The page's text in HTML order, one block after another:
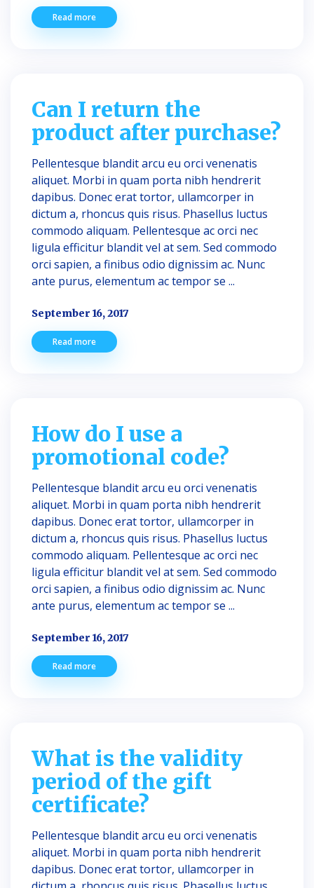
Read more
Can I return the
product after purchase?
Pellentesque blandit arcu eu orci venenatis
aliquet. Morbi in quam porta nibh hendrerit
dapibus. Donec erat tortor, ullamcorper in
dictum a, rhoncus quis risus. Phasellus luctus
commodo aliquam. Pellentesque ac orci nec
ligula efficitur blandit vel at sem. Sed commodo
orci sapien, a finibus odio dignissim ac. Nunc
ante purus, elementum ac tempor se ...
September 16, 2017
Read more
How do I use a
promotional code?
Pellentesque blandit arcu eu orci venenatis
aliquet. Morbi in quam porta nibh hendrerit
dapibus. Donec erat tortor, ullamcorper in
dictum a, rhoncus quis risus. Phasellus luctus
commodo aliquam. Pellentesque ac orci nec
ligula efficitur blandit vel at sem. Sed commodo
orci sapien, a finibus odio dignissim ac. Nunc
ante purus, elementum ac tempor se ...
September 16, 2017
Read more
What is the validity
period of the gift
certificate?
Pellentesque blandit arcu eu orci venenatis
aliquet. Morbi in quam porta nibh hendrerit
dapibus. Donec erat tortor, ullamcorper in